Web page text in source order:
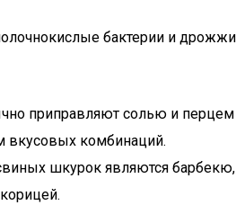
бактерии и дрожжи
приправляют солью и перцем
комбинаций.
шкурок являются барбекю,